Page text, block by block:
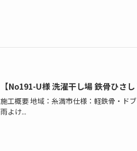
【No191-U様 洗濯干し場 鉄骨ひさ
施工概要 地域：糸満市仕様：軽鉄骨・ド
雨よけ...